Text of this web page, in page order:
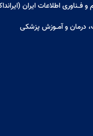
اطلاعات ایران (ایرانداک)
و آمــوزش پزشکی